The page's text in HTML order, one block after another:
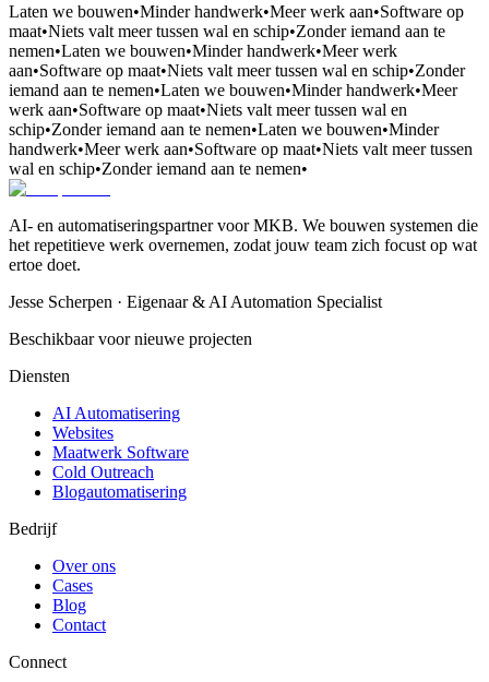
Laten we bouwen•Minder handwerk•Meer werk aan•Software op
maat•Niets valt meer tussen wal en schip•Zonder iemand aan te
nemen•Laten we bouwen•Minder handwerk•Meer werk
aan•Software op maat•Niets valt meer tussen wal en schip•Zonder
iemand aan te nemen•Laten we bouwen•Minder handwerk•Meer
werk aan•Software op maat•Niets valt meer tussen wal en
schip•Zonder iemand aan te nemen•Laten we bouwen•Minder
handwerk•Meer werk aan•Software op maat•Niets valt meer tussen
wal en schip•Zonder iemand aan te nemen•
AI- en automatiseringspartner voor MKB. We bouwen systemen die
het repetitieve werk overnemen, zodat jouw team zich focust op wat
ertoe doet.
Jesse Scherpen · Eigenaar & AI Automation Specialist
Beschikbaar voor nieuwe projecten
Diensten
AI Automatisering
Websites
Maatwerk Software
Cold Outreach
Blogautomatisering
Bedrijf
Over ons
Cases
Blog
Contact
Connect